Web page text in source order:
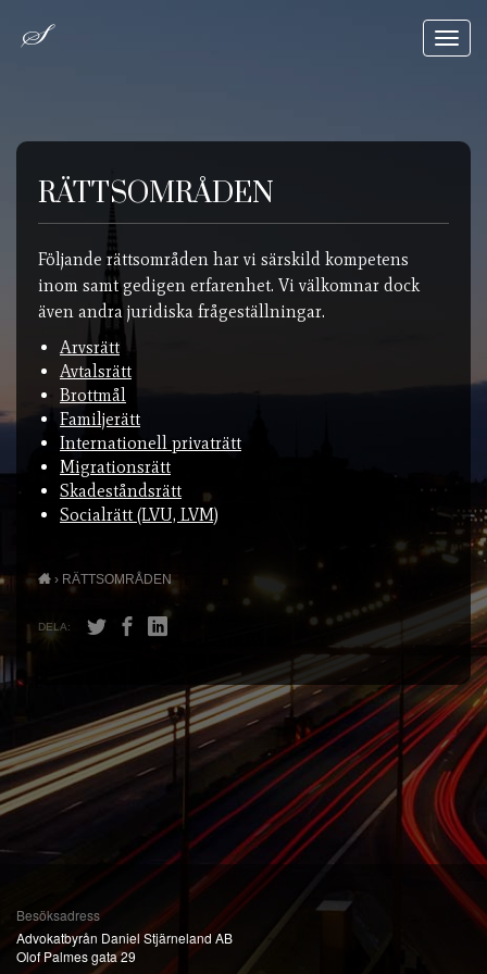
RÄTTSOMRÅDEN
Följande rättsområden har vi särskild kompetens
inom samt gedigen erfarenhet. Vi välkomnar dock
även andra juridiska frågeställningar.
Arvsrätt
Avtalsrätt
Brottmål
Familjerätt
Internationell privaträtt
Migrationsrätt
Skadeståndsrätt
Socialrätt (LVU, LVM)
› RÄTTSOMRÅDEN
DELA:
Besöksadress
Advokatbyrån Daniel Stjärneland AB
Olof Palmes gata 29